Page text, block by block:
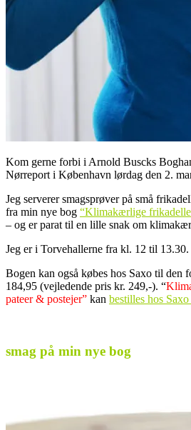
Kom gerne forbi i Arnold Buscks
Nørreport i København lørdag den 2.
Jeg serverer smagsprøver på små
fra min nye bog “Klimakærlige
– og er parat til en lille snak om
Jeg er i Torvehallerne fra kl. 12 til 13.30.
Bogen kan også købes hos Saxo til den
184,95 (vejledende pris kr. 249,-). “
pateer & postejer” kan bestilles hos Saxo
smag på min nye bog